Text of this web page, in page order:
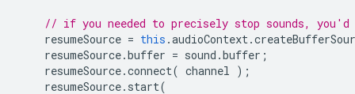
// if you needed to precisely stop sounds,
resumeSource = this .audioContext.
resumeSource.buffer = sound .buffer ;
resumeSource.connect( channel );
resumeSource. start(